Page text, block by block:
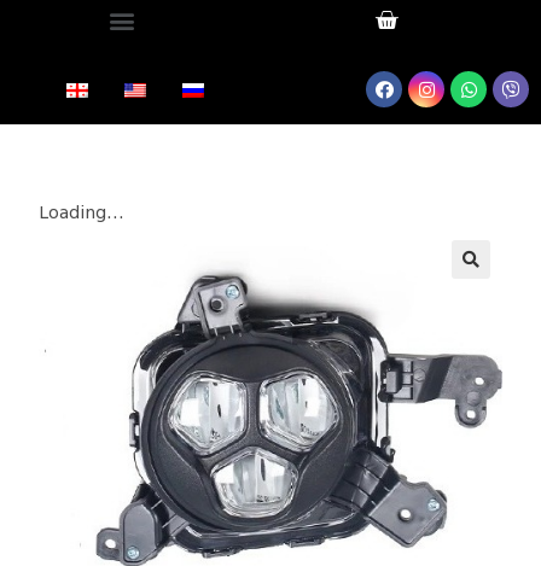
Loading...